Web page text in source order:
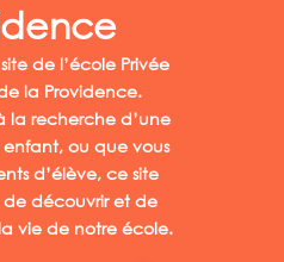
de l’école Privée
la Providence.
la recherche d’une
ou que vous
d’élève, ce site
découvrir et de
vie de notre école.